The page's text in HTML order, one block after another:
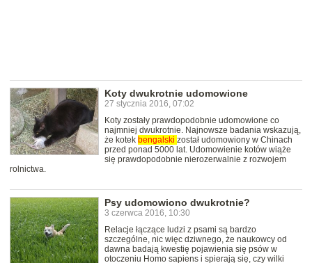
Koty dwukrotnie udomowione
27 stycznia 2016, 07:02
Koty zostały prawdopodobnie udomowione co
najmniej dwukrotnie. Najnowsze badania wskazują,
że kotek bengalski został udomowiony w Chinach
przed ponad 5000 lat. Udomowienie kotów wiąże
się prawdopodobnie nierozerwalnie z rozwojem
rolnictwa.
Psy udomowiono dwukrotnie?
3 czerwca 2016, 10:30
Relacje łączące ludzi z psami są bardzo
szczególne, nic więc dziwnego, że naukowcy od
dawna badają kwestię pojawienia się psów w
otoczeniu Homo sapiens i spierają się, czy wilki